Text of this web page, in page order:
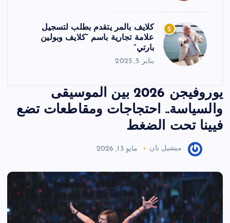
5
كلايف بالمر يتقدم بطلب لتسجيل
علامة تجارية باسم “كلايف وبولين
بارتي”
يناير 5, 2025
يوروفيجن 2026 بين الموسيقى
والسياسة.. احتجاجات ومقاطعات تضع
فيينا تحت الضغط
ميشيل نان مايو 13, 2026